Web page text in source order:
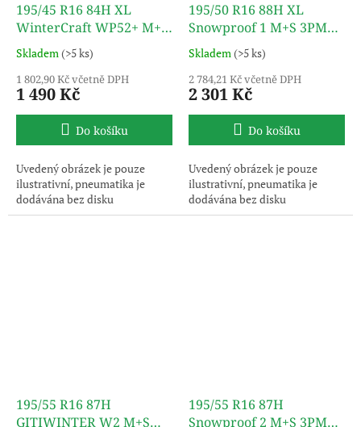
195/45 R16 84H XL
WinterCraft WP52+ M+S
3PMSF TL KUMHO
Skladem(>5 ks)
1 802,90 Kč včetně DPH
1 490 Kč
Do košíku
Uvedený obrázek je pouze
ilustrativní, pneumatika je
dodávána bez disku
195/50 R16 88H XL
Snowproof 1 M+S 3PMSF
TL NOKIAN TYRES
Skladem(>5 ks)
2 784,21 Kč včetně DPH
2 301 Kč
Do košíku
Uvedený obrázek je pouze
ilustrativní, pneumatika je
dodávána bez disku
195/55 R16 87H
GITIWINTER W2 M+S
195/55 R16 87H
Snowproof 2 M+S 3PMSF